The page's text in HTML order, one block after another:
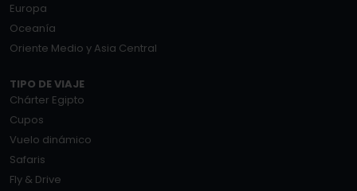
Europa
Oceanía
Oriente Medio y Asia Central
TIPO DE VIAJE
Chárter Egipto
Cupos
Vuelo dinámico
Safaris
Fly & Drive